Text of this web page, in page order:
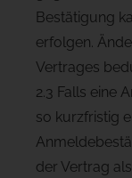
Bestätigung
erfolgen.
Vertrages
2.3 Falls eine
so kurzfristig
der Vertrag